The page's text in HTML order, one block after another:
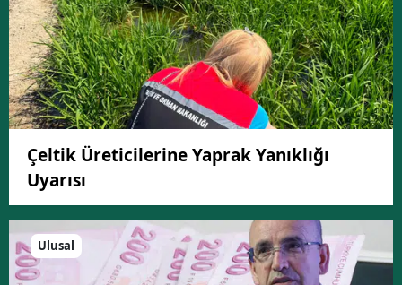
Çeltik Üreticilerine Yaprak Yanıklığı
Uyarısı
Ulusal